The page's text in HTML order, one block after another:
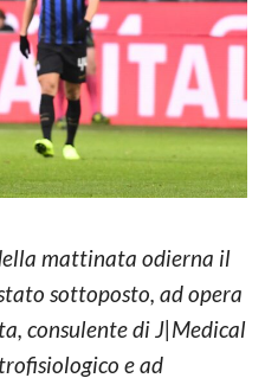
mattinata odierna il
sottoposto, ad opera
consulente di J|Medical
e ad